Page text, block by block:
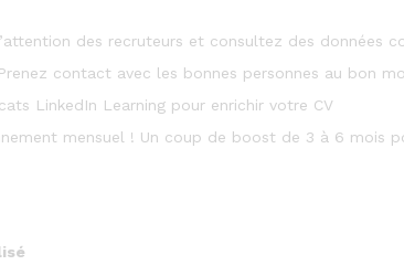
des recruteurs et consultez des données
contact avec les bonnes personnes au bon
LinkedIn Learning pour enrichir votre CV
mensuel ! Un coup de boost de 3 à 6 mois